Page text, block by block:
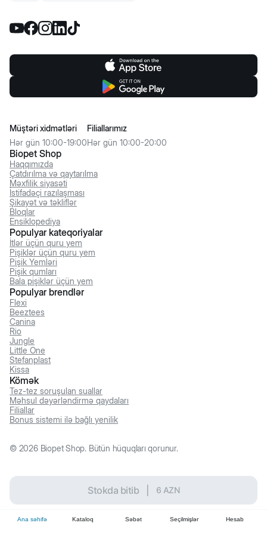
Stokda bitib 6 AZN
Biopet Shop
Haqqımızda
Çatdırılma və qaytarılma
Məxfilik siyasəti
İstifadəçi razılaşması
Şikayət və təkliflər
Bloqlar
Ensiklopediya
Müştəri xidmətləri
Hər gün 10:00-19:00
Filiallarımız
Hər gün 10:00-20:00
Populyar kateqoriyalar
İtlər üçün quru yem
Pişiklər üçün quru yem
Pişik Yemləri
Pişik qumları
Bala pişiklər üçün yem
Populyar brendlər
Flexi
Beeztees
Canina
Rio
Jungle
Little One
Stefanplast
Kissa
Kömək
Tez-tez soruşulan suallar
Məhsul dəyərləndirmə qaydaları
Filiallar
Bonus sistemi ilə bağlı yenilik
© 2026Biopet Shop. Bütün hüquqları qorunur.
Ana səhifə Kataloq Səbət Seçilmişlər Hesab